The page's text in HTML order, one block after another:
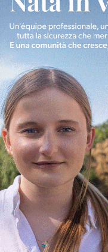
Scomparso da
Fiorentino
Levane nel 2020
Cronaca 4 Agosto 2026
Un anno fa la
Gianni, Giulia e
processo, lo stop
Articolo precedente
Tutti a Rignano ma fuori dallo
i tifosi del Montevarchi
festa promozione della
Ultime Notizie